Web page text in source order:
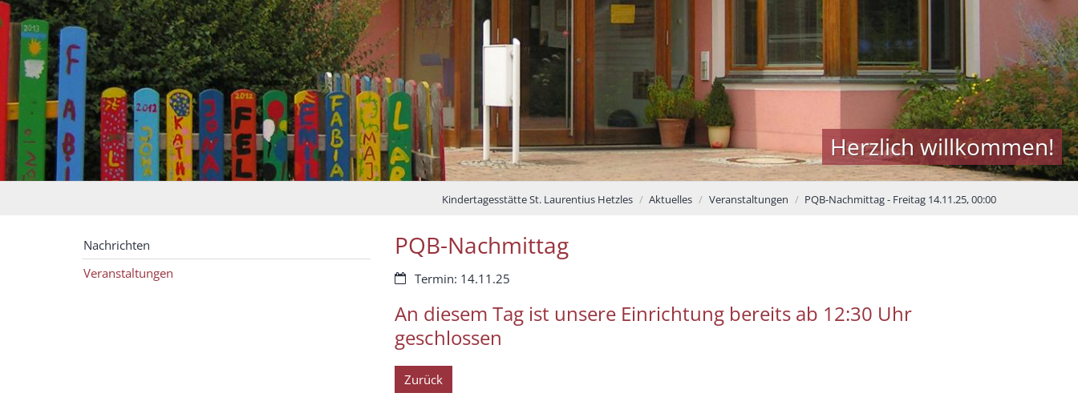
Herzlich willkommen!
Kindertagesstätte St. Laurentius Hetzles Aktuelles Veranstaltungen PQB-Nachmittag - Freitag 14.11.25, 00:00
PQB-Nachmittag
Datum:Termin: 14.11.25
An diesem Tag ist unsere Einrichtung bereits ab 12:30 Uhr
geschlossen
Zurück
Nachrichten
Veranstaltungen